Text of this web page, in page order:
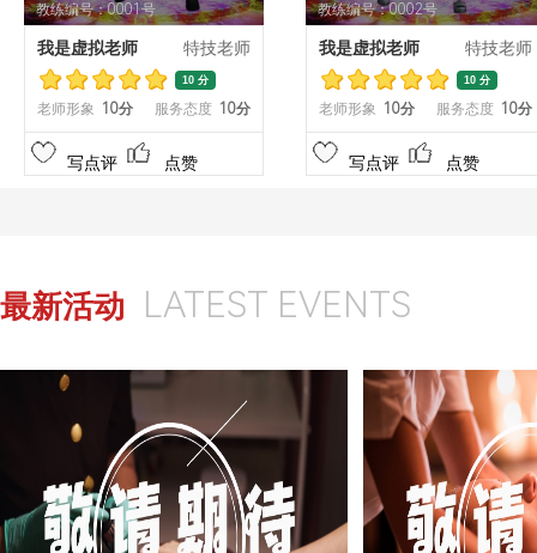
教练编号：0001号
我是虚拟老师 特技老师
10 分
老师形象 10分 服务态度 10分
写点评 点赞
教练编号：0002号
我是虚拟老师 特技老师
10 分
老师形象 10分 服务态度 10分
写点评 点赞
最新活动 LATEST EVENTS